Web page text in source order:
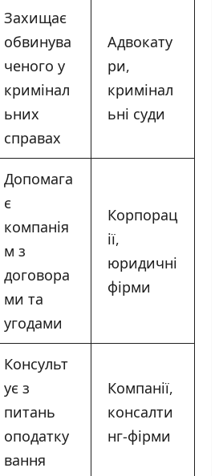
Захищає
обвинува
ченого у
кримінал
ьних
справах
Адвокату
ри,
кримінал
ьні суди
Допомага
є
компанія
м з
договора
ми та
угодами
Корпорац
ії,
юридичні
фірми
Консульт
ує з
питань
оподатку
вання
Компанії,
консалти
нг-фірми